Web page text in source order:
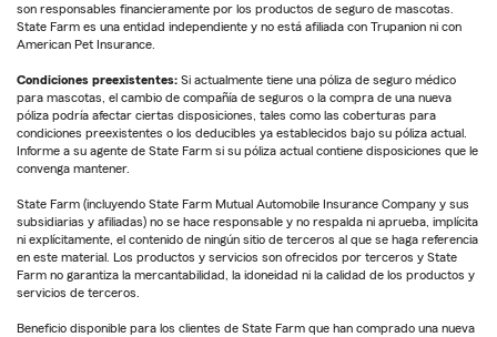
son responsables financieramente por los productos de seguro de mascotas.
State Farm es una entidad independiente y no está afiliada con Trupanion ni con
American Pet Insurance.
Condiciones preexistentes: Si actualmente tiene una póliza de seguro médico
para mascotas, el cambio de compañía de seguros o la compra de una nueva
póliza podría afectar ciertas disposiciones, tales como las coberturas para
condiciones preexistentes o los deducibles ya establecidos bajo su póliza actual.
Informe a su agente de State Farm si su póliza actual contiene disposiciones que le
convenga mantener.
State Farm (incluyendo State Farm Mutual Automobile Insurance Company y sus
subsidiarias y afiliadas) no se hace responsable y no respalda ni aprueba, implícita
ni explícitamente, el contenido de ningún sitio de terceros al que se haga referencia
en este material. Los productos y servicios son ofrecidos por terceros y State
Farm no garantiza la mercantabilidad, la idoneidad ni la calidad de los productos y
servicios de terceros.
Beneficio disponible para los clientes de State Farm que han comprado una nueva